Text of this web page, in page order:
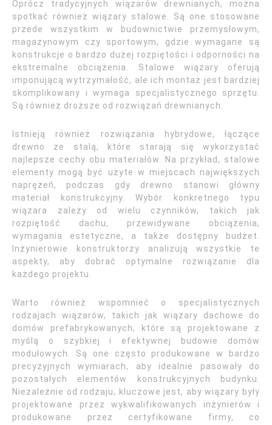
Oprócz tradycyjnych wiązarów drewnianych, można
spotkać również wiązary stalowe. Są one stosowane
przede wszystkim w budownictwie przemysłowym,
magazynowym czy sportowym, gdzie wymagane są
konstrukcje o bardzo dużej rozpiętości i odporności na
ekstremalne obciążenia. Stalowe wiązary oferują
imponującą wytrzymałość, ale ich montaż jest bardziej
skomplikowany i wymaga specjalistycznego sprzętu.
Są również droższe od rozwiązań drewnianych.
Istnieją również rozwiązania hybrydowe, łączące
drewno ze stalą, które starają się wykorzystać
najlepsze cechy obu materiałów. Na przykład, stalowe
elementy mogą być użyte w miejscach największych
naprężeń, podczas gdy drewno stanowi główny
materiał konstrukcyjny. Wybór konkretnego typu
wiązara zależy od wielu czynników, takich jak
rozpiętość dachu, przewidywane obciążenia,
wymagania estetyczne, a także dostępny budżet.
Inżynierowie konstruktorzy analizują wszystkie te
aspekty, aby dobrać optymalne rozwiązanie dla
każdego projektu.
Warto również wspomnieć o specjalistycznych
rodzajach wiązarów, takich jak wiązary dachowe do
domów prefabrykowanych, które są projektowane z
myślą o szybkiej i efektywnej budowie domów
modułowych. Są one często produkowane w bardzo
precyzyjnych wymiarach, aby idealnie pasowały do
pozostałych elementów konstrukcyjnych budynku.
Niezależnie od rodzaju, kluczowe jest, aby wiązary były
projektowane przez wykwalifikowanych inżynierów i
produkowane przez certyfikowane firmy, co